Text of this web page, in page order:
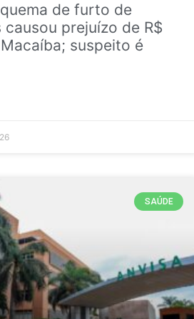
de furto de
causou prejuízo de R$
suspeito é
SAÚDE